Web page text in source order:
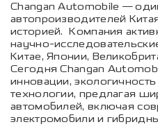
Changan Automobile —
автопроизводителей
историей. Компания
научно-
Китае, Японии,
Сегодня Changan
инновации,
технологии, предлагая
автомобилей, включая
электромобили и